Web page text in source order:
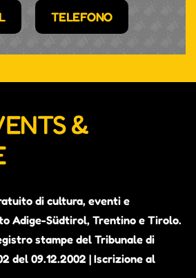
TELEFONO
&
di cultura, eventi e
Adige-Südtirol, Trentino e Tirolo.
stampe del Tribunale di
del 09.12.2002 | Iscrizione al